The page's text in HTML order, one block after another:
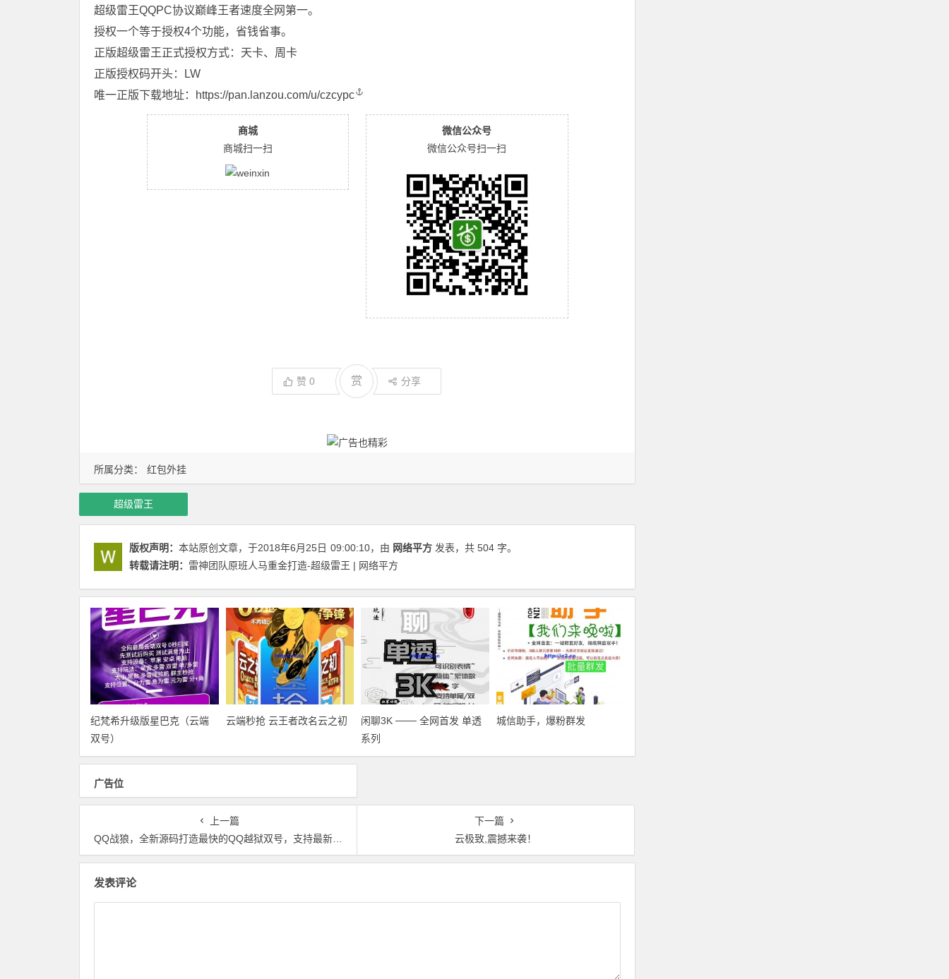
所属分类： 红包外挂
超级雷王QQPC协议巅峰王者速度全网第一。
授权一个等于授权4个功能，省钱省事。
正版超级雷王正式授权方式：天卡、周卡
正版授权码开头：LW
唯一正版下载地址：
https://pan.lanzou.com/u/czcypc
商城
商城扫一扫
微信公众号
微信公众号扫一扫
赞 0 赏 分享
超级雷王
版权声明： 本站原创文章，于2018年6月25日 09:00:10，由 网络平方 发表，共 504 字。
转载请注明： 雷神团队原班人马重金打造-超级雷王 | 网络平方
纪梵希升级版星巴克（云端
双号）
云端秒抢 云王者改名云之初
闲聊3K ─── 全网首发 单透
系列
城信助手，爆粉群发
广告位
上一篇
QQ战狼，全新源码打造最快的QQ越狱双号，支持最新版本QQ
下一篇
云极致,震撼来袭！
发表评论